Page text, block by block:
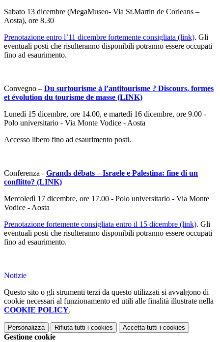
Sabato 13 dicembre (MegaMuseo- Via St.Martin de Corleans –
Aosta), ore 8.30
Prenotazione entro l’11 dicembre fortemente consigliata (link). Gli
eventuali posti che risulteranno disponibili potranno essere occupati
fino ad esaurimento.
Convegno – Du surtourisme à l’antitourisme ? Discours, formes
et évolution du tourisme de masse (LINK)
Lunedì 15 dicembre, ore 14.00, e martedì 16 dicembre, ore 9.00 -
Polo universitario - Via Monte Vodice - Aosta
Accesso libero fino ad esaurimento posti.
Conferenza - Grands débats – Israele e Palestina: fine di un
conflitto? (LINK)
Mercoledì 17 dicembre, ore 17.00 - Polo universitario - Via Monte
Vodice - Aosta
Prenotazione fortemente consigliata entro il 15 dicembre (link). Gli
eventuali posti che risulteranno disponibili potranno essere occupati
fino ad esaurimento.
Notizie
Questo sito o gli strumenti terzi da questo utilizzati si avvalgono di
cookie necessari al funzionamento ed utili alle finalità illustrate nella
COOKIE POLICY.
Personalizza Rifiuta tutti i cookies Accetta tutti i cookies
Gestione cookie